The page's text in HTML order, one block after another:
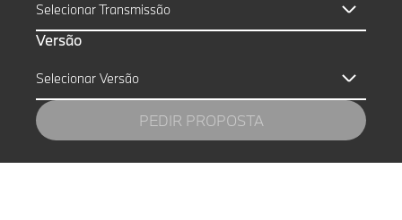
Selecionar Transmissão
Versão
Selecionar Versão
PEDIR PROPOSTA